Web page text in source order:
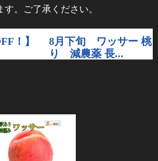
。ご了承ください。